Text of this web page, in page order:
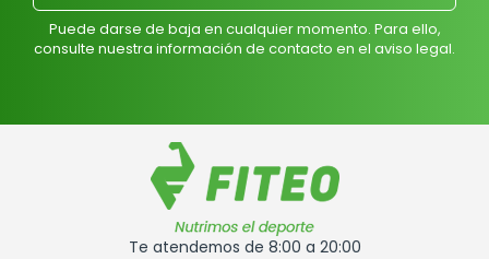
Puede darse de baja en cualquier momento. Para ello,
consulte nuestra información de contacto en el aviso legal.
Te atendemos de 8:00 a 20:00